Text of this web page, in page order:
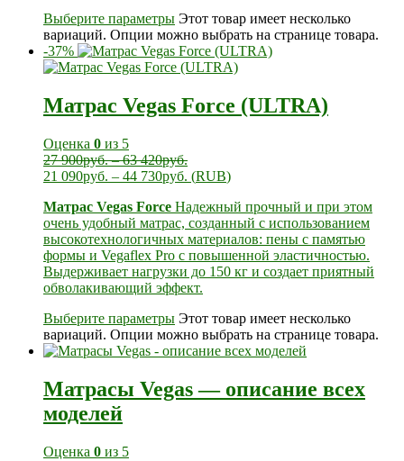
Выберите параметры Этот товар имеет несколько
вариаций. Опции можно выбрать на странице товара.
-37%
Матрас Vegas Force (ULTRA)
Оценка 0 из 5
27 900руб.–63 420руб.
21 090руб. – 44 730руб. (RUB)
Матрас Vegas Force Надежный прочный и при этом
очень удобный матрас, созданный с использованием
высокотехнологичных материалов: пены с памятью
формы и Vegaflex Pro с повышенной эластичностью.
Выдерживает нагрузки до 150 кг и создает приятный
обволакивающий эффект.
Выберите параметры Этот товар имеет несколько
вариаций. Опции можно выбрать на странице товара.
Матрасы Vegas — описание всех
моделей
Оценка 0 из 5